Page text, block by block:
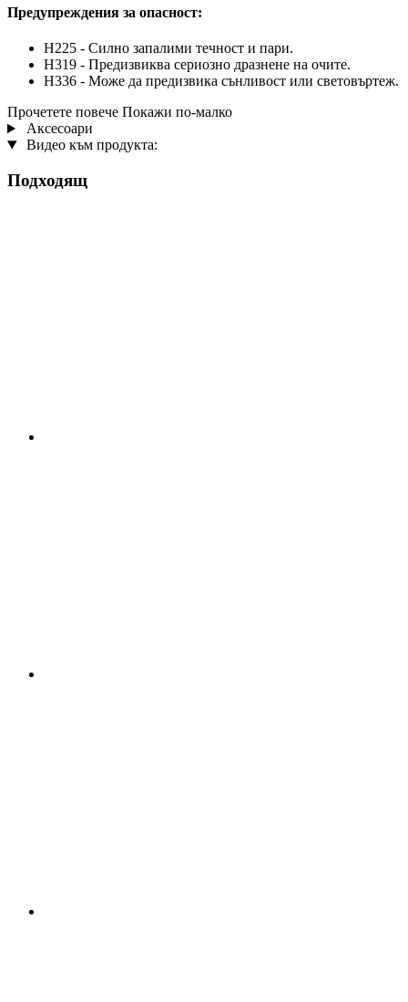
Предупреждения за опасност:
H225 - Силно запалими течност и пари.
H319 - Предизвиква сериозно дразнене на очите.
H336 - Може да предизвика сънливост или световъртеж.
Прочетете повече Покажи по-малко
Аксесоари
Видео към продукта:
Подходящ